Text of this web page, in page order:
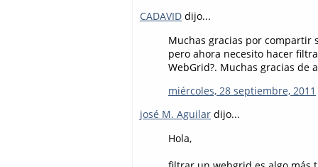
CADAVID dijo...
Muchas gracias por compartir
pero ahora necesito hacer
WebGrid?. Muchas gracias de
miércoles, 28 septiembre, 2011
josé M. Aguilar dijo...
Hola,